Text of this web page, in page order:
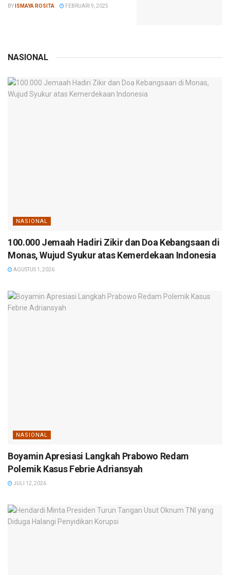
BY ISMAYA ROSITA FEBRUARI 9, 2025
NASIONAL
NASIONAL
100.000 Jemaah Hadiri Zikir dan Doa Kebangsaan di
Monas, Wujud Syukur atas Kemerdekaan Indonesia
AGUSTUS 1, 2026
NASIONAL
Boyamin Apresiasi Langkah Prabowo Redam
Polemik Kasus Febrie Adriansyah
JULI 12, 2026